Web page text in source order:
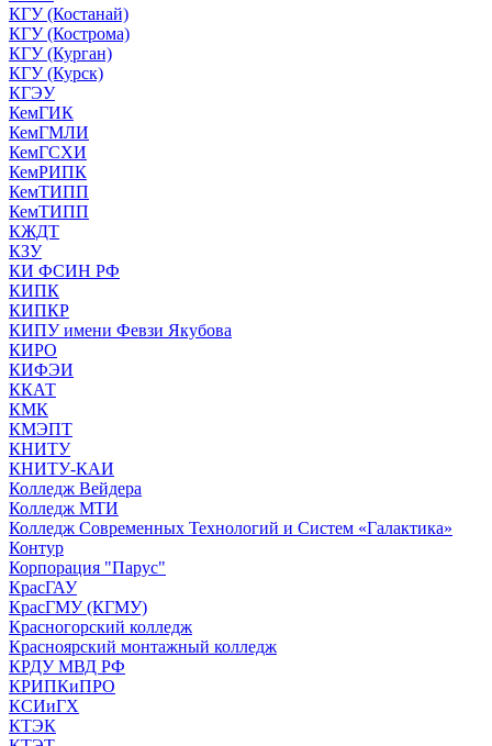
КГУ (Костанай)
КГУ (Кострома)
КГУ (Курган)
КГУ (Курск)
КГЭУ
КемГИК
КемГМЛИ
КемГСХИ
КемРИПК
КемТИПП
КемТИПП
КЖДТ
КЗУ
КИ ФСИН РФ
КИПК
КИПКР
КИПУ имени Февзи Якубова
КИРО
КИФЭИ
ККАТ
КМК
КМЭПТ
КНИТУ
КНИТУ-КАИ
Колледж Вейдера
Колледж МТИ
Колледж Современных Технологий и Систем «Галактика»
Контур
Корпорация "Парус"
КрасГАУ
КрасГМУ (КГМУ)
Красногорский колледж
Красноярский монтажный колледж
КРДУ МВД РФ
КРИПКиПРО
КСИиГХ
КТЭК